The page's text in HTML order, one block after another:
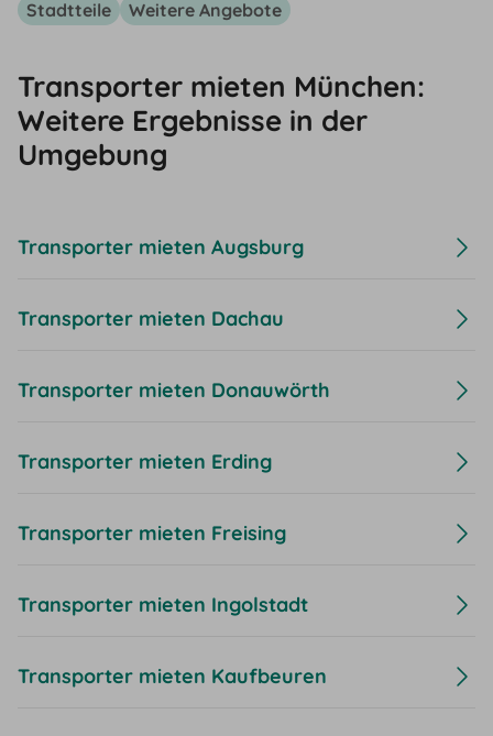
Stadtteile
Weitere Angebote
Transporter mieten München:
Weitere Ergebnisse in der
Umgebung
Transporter mieten Augsburg
Transporter mieten Dachau
Transporter mieten Donauwörth
Transporter mieten Erding
Transporter mieten Freising
Transporter mieten Ingolstadt
Transporter mieten Kaufbeuren